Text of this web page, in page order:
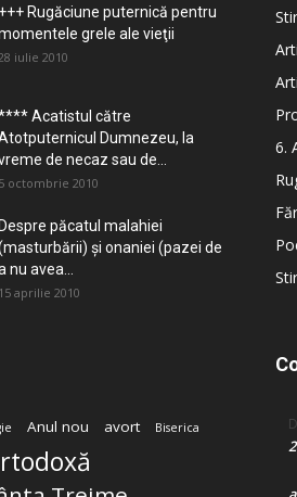
+++ Rugăciune puternică pentru
grele ale vieţii
iulie 2010
Acatistul către
Dumnezeu, la
de necaz sau de...
5 octombrie 2010
Despre păcatul malahiei
şi onaniei (pazei de
nu avea...
15 aprilie 2010
Anul nou avort Biserica
6.